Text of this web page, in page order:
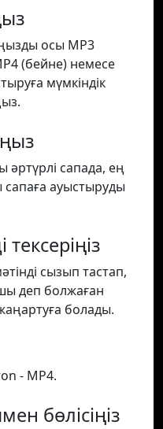
осы MP3
(бейне) немесе
мүмкіндік
сапада, ең
ауыстыруды
сызып тастап,
деп болжаған
болады.
- MP4.
бөлісіңіз